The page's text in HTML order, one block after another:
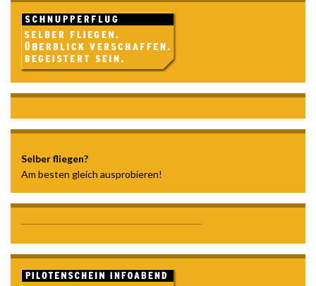
Selber fliegen?
Am besten gleich ausprobieren!